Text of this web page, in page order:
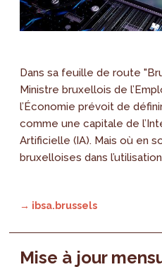
Dans sa feuille de route
Ministre bruxellois de
l’Économie prévoit de
comme une capitale de
Artificielle (IA). Mais où en
bruxelloises dans
→ ibsa.brussels
Mise à jour